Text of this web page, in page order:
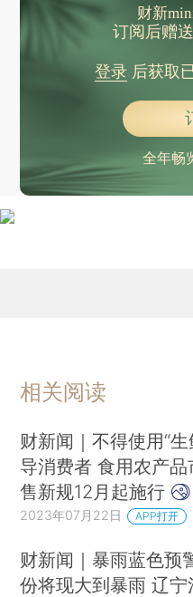
财新
订阅后赠
登录后获取
全年畅
相关阅读
财新闻｜不得使用“生
导消费者 食用农产品
售新规12月起施行
2023年07月22日 APP打开
财新闻｜暴雨蓝色预
份将现大到暴雨 辽宁